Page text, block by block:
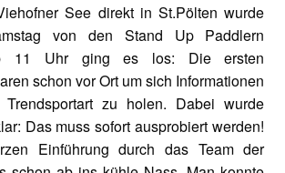
See direkt in St.Pölten wurde
von den Stand Up Paddlern
11 Uhr ging es los: Die ersten
schon vor Ort um sich Informationen
zu holen. Dabei wurde
Das muss sofort ausprobiert werden!
Einführung durch das Team der